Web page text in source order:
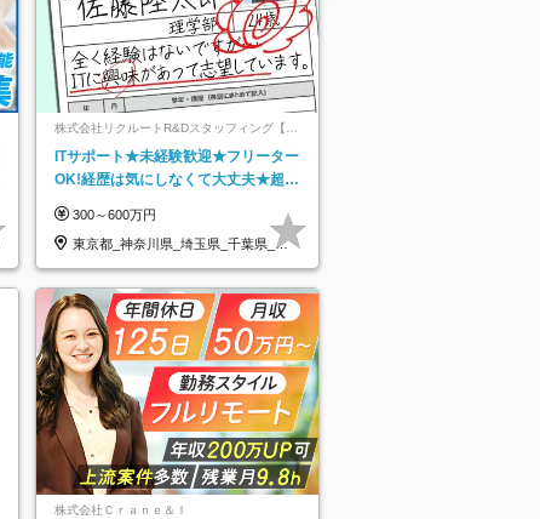
株式会社リクルートR&Dスタッフィング【リ
クルートグループ】
ITサポート★未経験歓迎★フリーター
OK!経歴は気にしなくて大丈夫★超大
300～600万円
東京都_神奈川県_埼玉県_千葉県_大
阪府…
株式会社Ｃｒａｎｅ＆Ｉ